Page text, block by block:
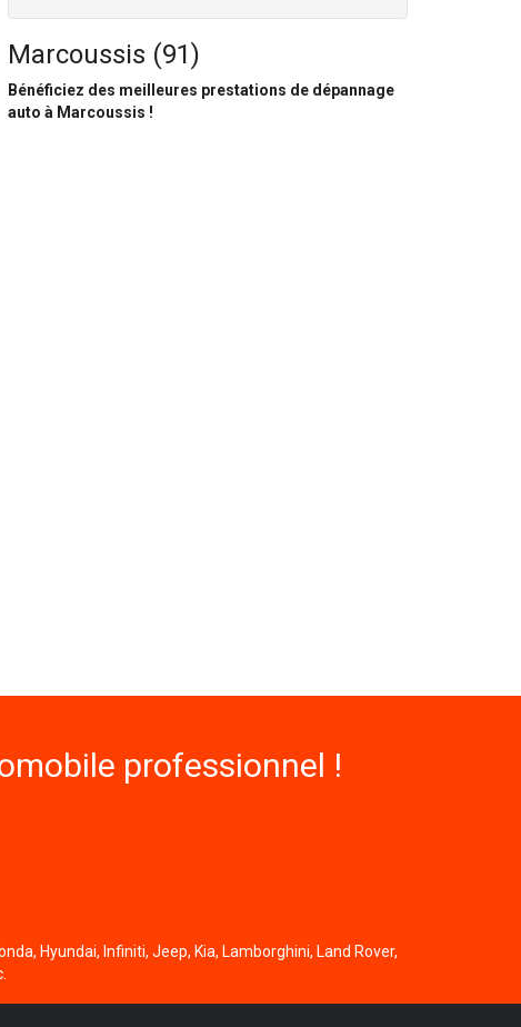
Marcoussis (91)
Bénéficiez des meilleures prestations de dépannage
auto à Marcoussis !
professionnel !
Hyundai, Infiniti, Jeep, Kia, Lamborghini, Land Rover,